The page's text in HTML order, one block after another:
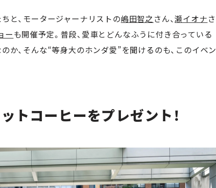
と、モータージャーナリストの嶋田智之さん、瀬イオナさ
ーも開催予定。普段、愛車とどんなふうに付き合っている
か、そんな“等身大のホンダ愛”を聞けるのも、このイベン
トコーヒーをプレゼント！